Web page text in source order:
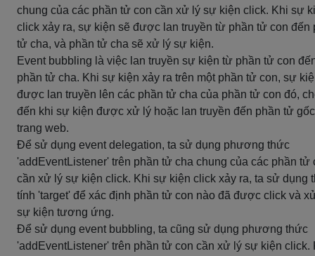
chung của các phần tử con cần xử lý sự kiện click. Khi sự
click xảy ra, sự kiện sẽ được lan truyền từ phần tử con đến
tử cha, và phần tử cha sẽ xử lý sự kiện.
Event bubbling là việc lan truyền sự kiện từ phần tử con
phần tử cha. Khi sự kiện xảy ra trên một phần tử con, sự
được lan truyền lên các phần tử cha của phần tử con đó,
đến khi sự kiện được xử lý hoặc lan truyền đến phần tử
trang web.
Để sử dụng event delegation, ta sử dụng phương thức
'addEventListener' trên phần tử cha chung của các phần tử
cần xử lý sự kiện click. Khi sự kiện click xảy ra, ta sử dụng
tính 'target' để xác định phần tử con nào đã được click và
sự kiện tương ứng.
Để sử dụng event bubbling, ta cũng sử dụng phương thức
'addEventListener' trên phần tử con cần xử lý sự kiện click.